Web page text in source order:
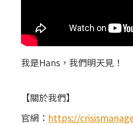
我是Hans，我們明天見！
【關於我們】
官網： https://